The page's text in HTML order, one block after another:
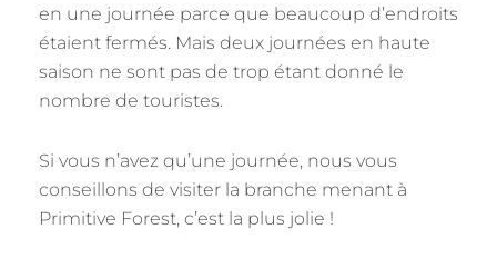
en une journée parce que beaucoup d’endroits
étaient fermés. Mais deux journées en haute
saison ne sont pas de trop étant donné le
nombre de touristes.
Si vous n’avez qu’une journée, nous vous
conseillons de visiter la branche menant à
Primitive Forest, c’est la plus jolie !